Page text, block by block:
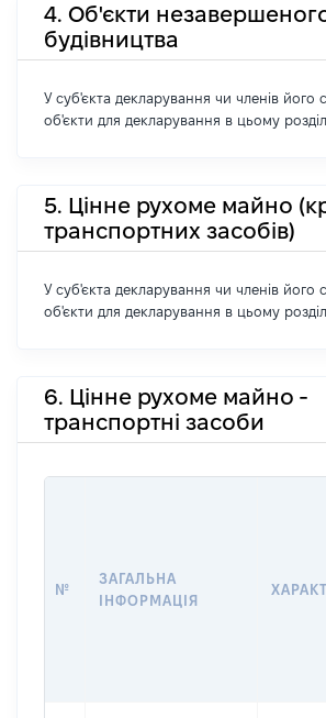
4. Об'єкти
будівництва
У суб'єкта декларування чи членів його
об'єкти для декларування в цьому
5. Цінне рухоме майно
транспортних засобів)
У суб'єкта декларування чи членів його
об'єкти для декларування в цьому
6. Цінне рухоме майно -
транспортні засоби
№
ЗАГАЛЬНА
ІНФОРМАЦІЯ